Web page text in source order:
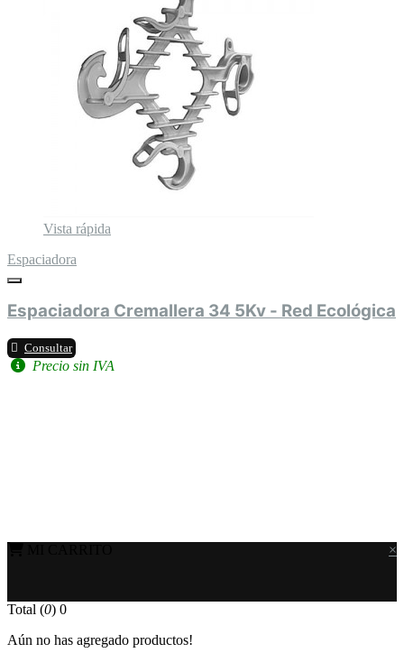
Vista rápida
Espaciadora
Espaciadora Cremallera 34 5Kv - Red Ecológica
Consultar
Precio sin IVA
×
Total (0) 0
Aún no has agregado productos!